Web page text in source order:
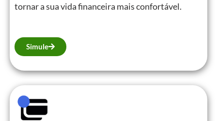
tornar a sua vida financeira mais confortável.
Simule